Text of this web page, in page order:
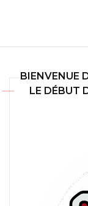
BIENVENUE
LE DÉBUT